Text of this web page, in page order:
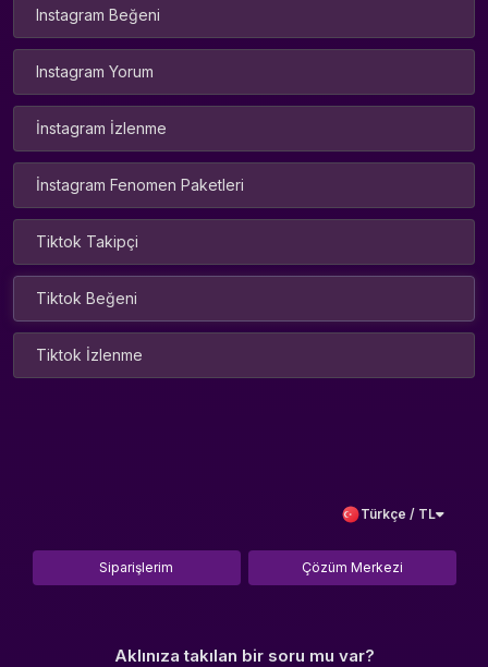
Instagram Beğeni
Instagram Yorum
İnstagram İzlenme
İnstagram Fenomen Paketleri
Tiktok Takipçi
Tiktok Beğeni
Tiktok İzlenme
Türkçe / TL
Siparişlerim Çözüm Merkezi
Aklınıza takılan bir soru mu var?